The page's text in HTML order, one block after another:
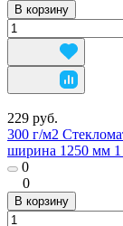
В корзину
229 руб.
300 г/м2
ширина 1250 мм 1
0
0
В корзину